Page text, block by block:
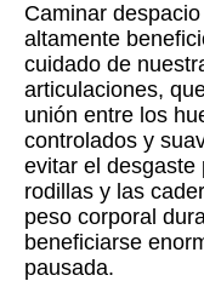
Caminar
altamente
cuidado de
articulaciones,
unión entre los
controlados y
evitar el desgaste
rodillas y las
peso corporal
beneficiarse
pausada.